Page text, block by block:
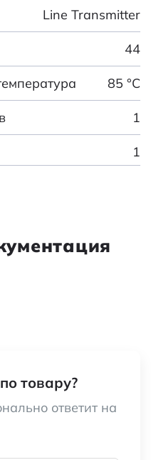
Line Transmitter
44
85 °C
1
1
питания
Differential
интерфейсов
HI-3282PQI
товару?
ответит на